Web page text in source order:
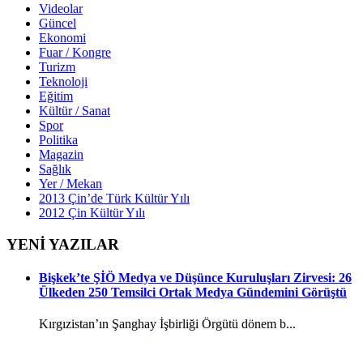
Videolar
Güncel
Ekonomi
Fuar / Kongre
Turizm
Teknoloji
Eğitim
Kültür / Sanat
Spor
Politika
Magazin
Sağlık
Yer / Mekan
2013 Çin’de Türk Kültür Yılı
2012 Çin Kültür Yılı
YENİ YAZILAR
Bişkek’te ŞİÖ Medya ve Düşünce Kuruluşları Zirvesi: 26
Ülkeden 250 Temsilci Ortak Medya Gündemini Görüştü
Kırgızistan’ın Şanghay İşbirliği Örgütü dönem b...